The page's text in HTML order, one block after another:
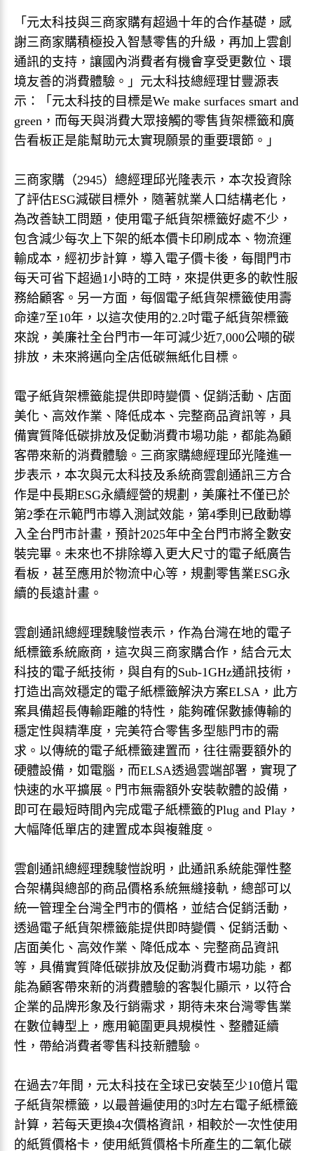
「元太科技與三商家購有超過十年的合作基礎，感
謝三商家購積極投入智慧零售的升級，再加上雲創
通訊的支持，讓國內消費者有機會享受更數位、環
境友善的消費體驗。」元太科技總經理甘豐源表
示：「元太科技的目標是We make surfaces smart and
green，而每天與消費大眾接觸的零售貨架標籤和廣
告看板正是能幫助元太實現願景的重要環節。」
三商家購（2945）總經理邱光隆表示，本次投資除
了評估ESG減碳目標外，隨著就業人口結構老化，
為改善缺工問題，使用電子紙貨架標籤好處不少，
包含減少每次上下架的紙本價卡印刷成本、物流運
輸成本，經初步計算，導入電子價卡後，每間門市
每天可省下超過1小時的工時，來提供更多的軟性服
務給顧客。另一方面，每個電子紙貨架標籤使用壽
命達7至10年，以這次使用的2.2吋電子紙貨架標籤
來說，美廉社全台門市一年可減少近7,000公噸的碳
排放，未來將邁向全店低碳無紙化目標。
電子紙貨架標籤能提供即時變價、促銷活動、店面
美化、高效作業、降低成本、完整商品資訊等，具
備實質降低碳排放及促動消費市場功能，都能為顧
客帶來新的消費體驗。三商家購總經理邱光隆進一
步表示，本次與元太科技及系統商雲創通訊三方合
作是中長期ESG永續經營的規劃，美廉社不僅已於
第2季在示範門市導入測試效能，第4季則已啟動導
入全台門市計畫，預計2025年中全台門市將全數安
裝完畢。未來也不排除導入更大尺寸的電子紙廣告
看板，甚至應用於物流中心等，規劃零售業ESG永
續的長遠計畫。
雲創通訊總經理魏駿愷表示，作為台灣在地的電子
紙標籤系統廠商，這次與三商家購合作，結合元太
科技的電子紙技術，與自有的Sub-1GHz通訊技術，
打造出高效穩定的電子紙標籤解決方案ELSA，此方
案具備超長傳輸距離的特性，能夠確保數據傳輸的
穩定性與精準度，完美符合零售多型態門市的需
求。以傳統的電子紙標籤建置而，往往需要額外的
硬體設備，如電腦，而ELSA透過雲端部署，實現了
快速的水平擴展。門市無需額外安裝軟體的設備，
即可在最短時間內完成電子紙標籤的Plug and Play，
大幅降低單店的建置成本與複雜度。
雲創通訊總經理魏駿愷說明，此通訊系統能彈性整
合架構與總部的商品價格系統無縫接軌，總部可以
統一管理全台灣全門市的價格，並結合促銷活動，
透過電子紙貨架標籤能提供即時變價、促銷活動、
店面美化、高效作業、降低成本、完整商品資訊
等，具備實質降低碳排放及促動消費市場功能，都
能為顧客帶來新的消費體驗的客製化顯示，以符合
企業的品牌形象及行銷需求，期待未來台灣零售業
在數位轉型上，應用範圍更具規模性、整體延續
性，帶給消費者零售科技新體驗。
在過去7年間，元太科技在全球已安裝至少10億片電
子紙貨架標籤，以最普遍使用的3吋左右電子紙標籤
計算，若每天更換4次價格資訊，相較於一次性使用
的紙質價格卡，使用紙質價格卡所產生的二氧化碳